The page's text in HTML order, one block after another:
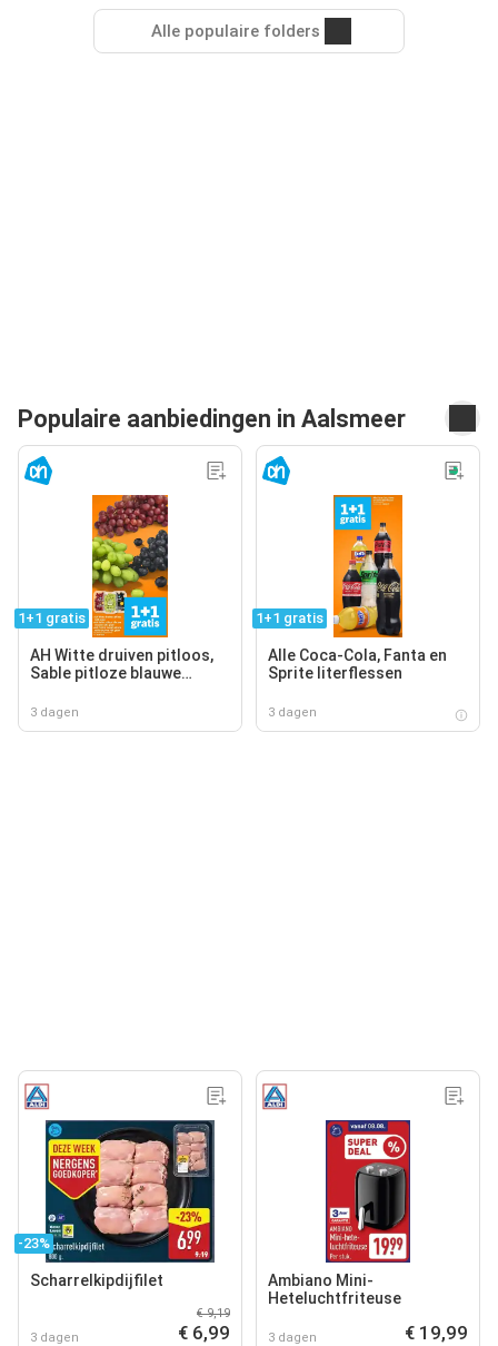
Alle populaire folders
Populaire aanbiedingen in Aalsmeer
1+1 gratis
AH Witte druiven pitloos,
Sable pitloze blauwe
pitloze rode druiven
3 dagen
1+1 gratis
Alle Coca-Cola, Fanta en
Sprite literflessen
3 dagen
-23%
Scharrelkipdijfilet
3 dagen
€ 9,19
€ 6,99
Ambiano Mini-
Heteluchtfriteuse
3 dagen € 19,99